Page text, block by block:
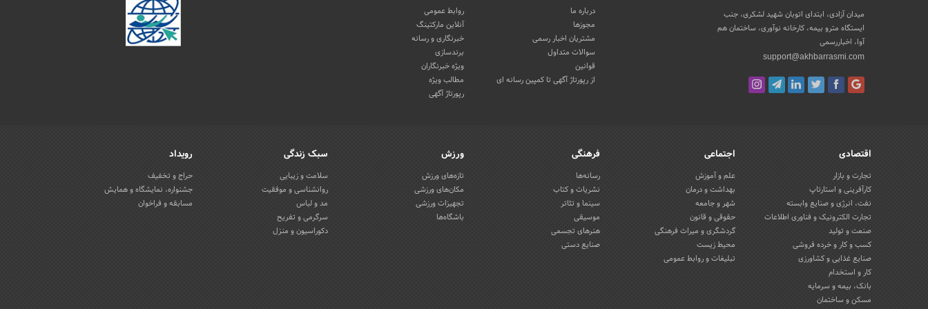
میدان آزادی، ابتدای اتوبان شهید لشکری، جنب
ایستگاه مترو بیمه، کارخانه نوآوری، ساختمان هم
آوا، اخباررسمی
support@akhbarrasmi.com
درباره ما
مجوزها
مشتریان اخبار رسمی
سوالات متداول
قوانین
از رپورتاژ آگهی تا کمپین رسانه ای
روابط عمومی
آنلاین مارکتینگ
خبرنگاری و رسانه
برندسازی
ویژه خبرنگاران
مطالب ویژه
رپورتاژ آگهی
اقتصادی
تجارت و بازار
کارآفرینی و استارتاپ
نفت، انرژی و صنایع وابسته
تجارت الکترونیک و فناوری اطلاعات
صنعت و تولید
کسب و کار و خرده فروشی
صنایع غذایی و کشاورزی
کار و استخدام
بانک، بیمه و سرمایه
مسکن و ساختمان
اجتماعی
علم و آموزش
بهداشت و درمان
شهر و جامعه
حقوقی و قانون
گردشگری و میراث فرهنگی
محیط زیست
تبلیغات و روابط عمومی
فرهنگی
رسانه‌ها
نشریات و کتاب
سینما و تئاتر
موسیقی
هنرهای تجسمی
صنایع دستی
ورزش
تازه‌های ورزش
مکان‌های ورزشی
تجهیزات ورزشی
باشگاه‌ها
سبک زندگی
سلامت و زیبایی
روانشناسی و موفقیت
مد و لباس
سرگرمی و تفریح
دکوراسیون و منزل
رویداد
حراج و تخفیف
جشنواره، نمایشگاه و همایش
مسابقه و فراخوان